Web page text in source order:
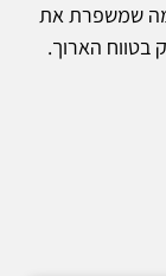
שמשפרת את
הארוך.